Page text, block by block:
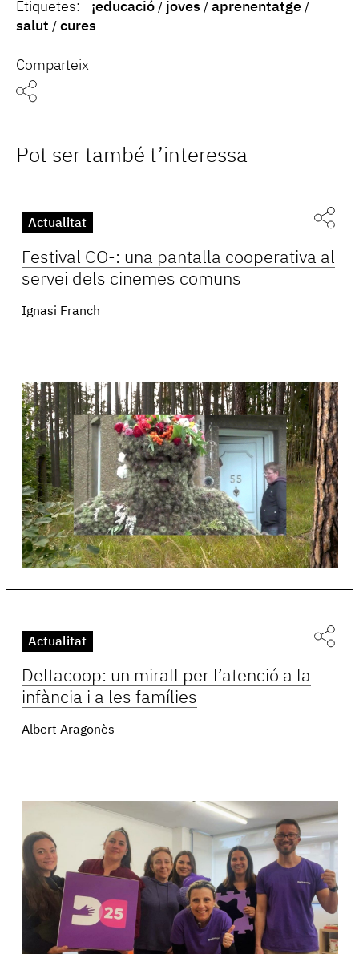
Etiquetes: ¡educació joves
aprenentatge
salut
cures
Comparteix
Pot ser també t’interessa
Actualitat
Festival CO-: una pantalla cooperativa al
servei dels cinemes comuns
Ignasi Franch
Actualitat
Deltacoop: un mirall per l’atenció a la
infància i a les famílies
Albert Aragonès